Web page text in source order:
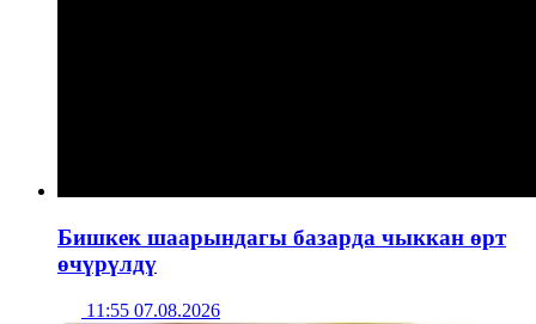
Бишкек шаарындагы базарда чыккан өрт
өчүрүлдү
11:55 07.08.2026